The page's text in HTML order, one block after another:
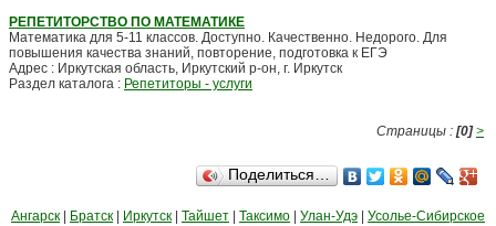
РЕПЕТИТОРСТВО ПО МАТЕМАТИКЕ
Математика для 5-11 классов. Доступно. Качественно. Недорого. Для
повышения качества знаний, повторение, подготовка к ЕГЭ
Адрес : Иркутская область, Иркутский р-он, г. Иркутск
Раздел каталога : Репетиторы - услуги
Страницы : [0] >
Поделиться…
Ангарск Братск Иркутск Тайшет Таксимо Улан-Удэ
Усолье-Сибирское